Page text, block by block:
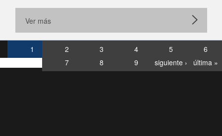
Ver más
1 2 3 4 5
6
7
8 9 siguiente › última »